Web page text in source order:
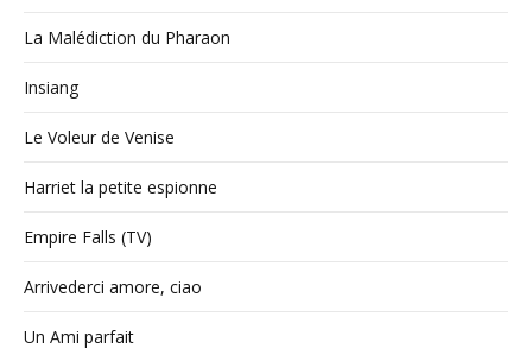
La Malédiction du Pharaon
Insiang
Le Voleur de Venise
Harriet la petite espionne
Empire Falls (TV)
Arrivederci amore, ciao
Un Ami parfait